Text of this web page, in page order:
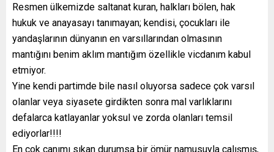
Resmen ülkemizde saltanat kuran, halkları bölen, hak
hukuk ve anayasayı tanımayan; kendisi, çocukları ile
yandaşlarının dünyanın en varsıllarından olmasının
mantığını benim aklım mantığım özellikle vicdanım kabul
etmiyor.
Yine kendi partimde bile nasıl oluyorsa sadece çok varsıl
olanlar veya siyasete girdikten sonra mal varlıklarını
defalarca katlayanlar yoksul ve zorda olanları temsil
ediyorlar!!!!
En çok canımı sıkan durumsa bir ömür namusuyla çalışmış,